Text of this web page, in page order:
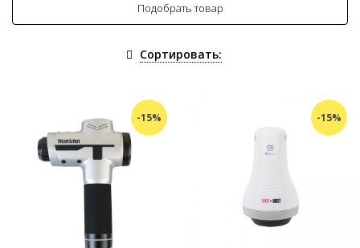
Подобрать товар
Сортировать:
-15% -15%